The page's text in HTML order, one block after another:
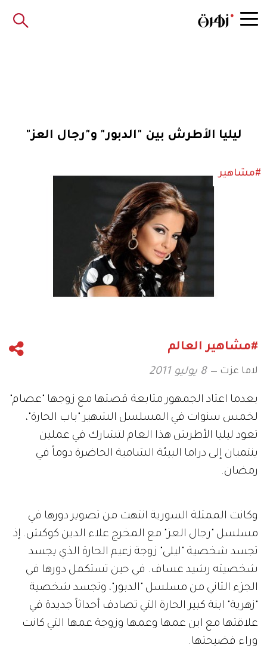
ليليا الأطرش بين "الدبور" و"رجال العز"
#مشاهير
#مشاهير العالم
لاما عزت 8 يوليو 2011
بعدما اعتاد الجمهور متابعة قصتها مع زوجها "عصام"
لخمس سنوات في المسلسل الشهير "باب الحارة"،
تعود ليليا الأطرش هذا العام لتشارك في عملين
ينتميان إلى دراما البيئة الشامية الحاضرة دوماً في
رمضان.
وكانت الممثلة السورية انتهت من تصوير دورها في
مسلسل "رجال العز" مع المخرج علاء الدين كوكش. إذ
تجسد شخصية "ليلى" زوجة زعيم الحارة الذي يجسد
شخصيته رشيد عساف. في حين تستكمل دورها في
الجزء الثاني من مسلسل "الدبور"، وتجسد شخصية
"زهرية" ابنة كبير الحارة التي تصادف أحداثاً جديدة في
علاقتها مع ابن عمها وعمها وزوجة عمها التي كانت
وراء فضيحتها.